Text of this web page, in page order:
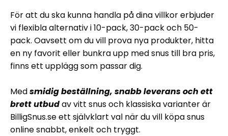
För att du ska kunna handla på dina villkor erbjuder
vi flexibla alternativ i 10-pack, 30-pack och 50-
pack. Oavsett om du vill prova nya produkter, hitta
en ny favorit eller bunkra upp med snus till bra pris,
finns ett upplägg som passar dig.
Medsmidig beställning, snabb leverans och ett
brett utbudav vitt snus och klassiska varianter är
BilligSnus.se ett självklart val när du vill köpa snus
online snabbt, enkelt och tryggt.